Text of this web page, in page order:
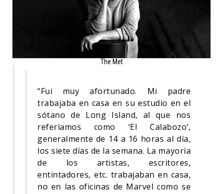
The Met
“Fui muy afortunado. Mi padre
trabajaba en casa en su estudio en el
sótano de Long Island, al que nos
referíamos como ‘El Calabozo’,
generalmente de 14 a 16 horas al día,
los siete días de la semana. La mayoría
de los artistas, escritores,
entintadores, etc. trabajaban en casa,
no en las oficinas de Marvel como se